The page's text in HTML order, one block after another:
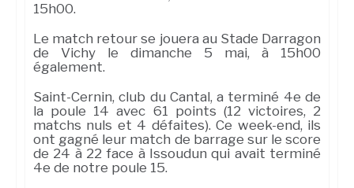
15h00.
Le match retour se jouera au Stade Darragon
de Vichy le dimanche 5 mai, à 15h00
également.
Saint-Cernin, club du Cantal, a terminé 4e de
la poule 14 avec 61 points (12 victoires, 2
matchs nuls et 4 défaites). Ce week-end, ils
ont gagné leur match de barrage sur le score
de 24 à 22 face à Issoudun qui avait terminé
4e de notre poule 15.